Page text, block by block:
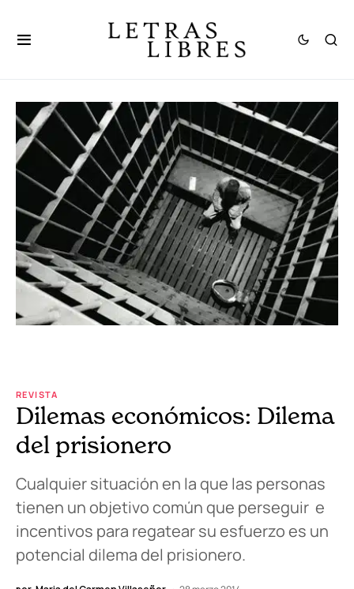
REVISTA
Dilemas económicos: Dilema
del prisionero
Cualquier situación en la que las personas
tienen un objetivo común que perseguir e
incentivos para regatear su esfuerzo es un
potencial dilema del prisionero.